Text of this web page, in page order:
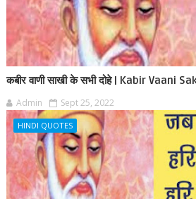
कबीर वाणी साखी के सभी दोहे | Kabir Vaani
Admin Sept 25, 2022
HINDI QUOTES